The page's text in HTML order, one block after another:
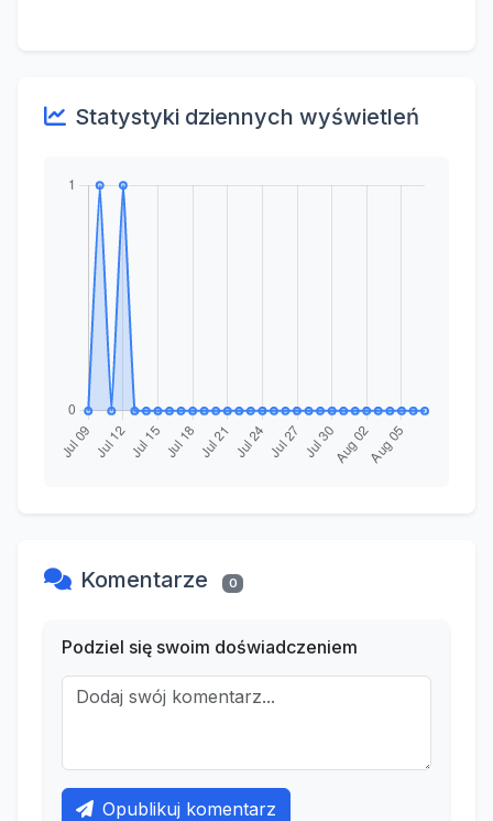
Statystyki dziennych wyświetleń
Komentarze 0
Podziel się swoim doświadczeniem
Opublikuj komentarz